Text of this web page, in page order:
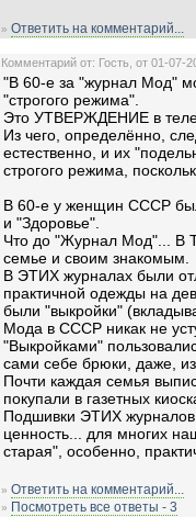
» Ответить на комментарий...
Комментарий от: Гость, от 01-07-
"В 60-е за "журнал Мод"
"строгого режима".
Это УТВЕРЖДЕНИЕ в
Из чего, определённо,
естественно, и их
строгого режима,
В 60-е у женщин СССР
и "Здоровье".
Что до "Журнал Мод"... В
семье и своим знакомым.
В ЭТИХ журналах были
практичной одежды на
были "выкройки"
Мода в СССР никак не
"Выкройками"
сами себе брюки, даже, из
Почти каждая семья
покупали в газетных
Подшивки ЭТИХ журналов
ценность... для многих
старая", особенно,
» Ответить на комментарий...
» Посмотреть все ответы - 3